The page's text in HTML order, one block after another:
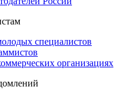
специалистов
организациях